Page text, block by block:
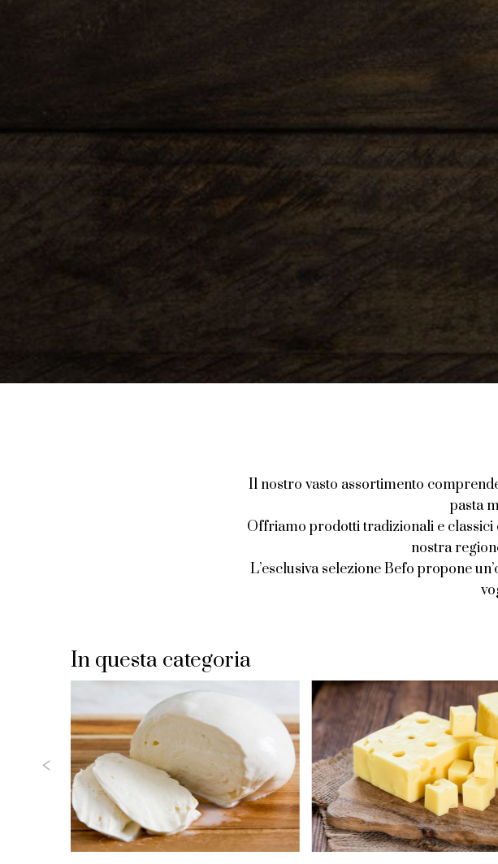
Il nostro vasto assortimento
pasta
Offriamo prodotti tradizionali e classici
nostra
L’esclusiva selezione Befo propone
In questa categoria